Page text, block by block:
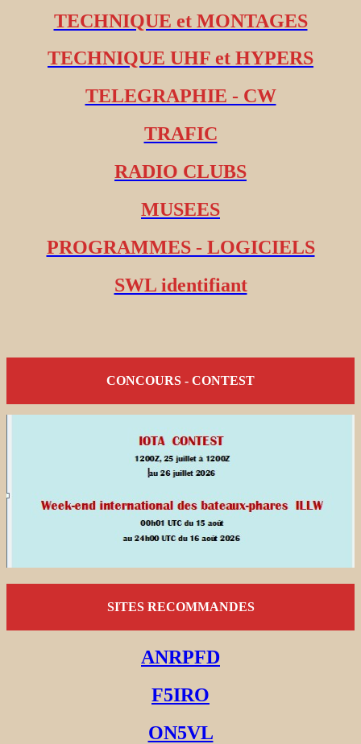
TECHNIQUE et MONTAGES
TECHNIQUE UHF et HYPERS
TELEGRAPHIE - CW
TRAFIC
RADIO CLUBS
MUSEES
PROGRAMMES - LOGICIELS
SWL identifiant
CONCOURS - CONTEST
SITES RECOMMANDES
ANRPFD
F5IRO
ON5VL